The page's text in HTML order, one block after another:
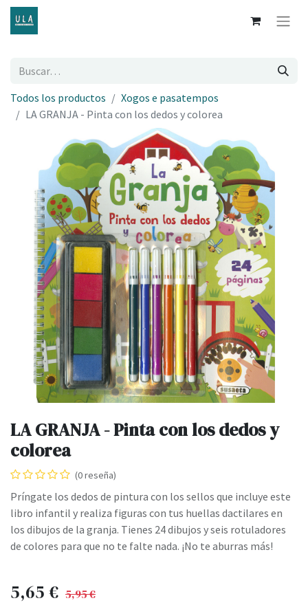
Todos los productos
Xogos e pasatempos
LA GRANJA - Pinta con los dedos y colorea
LA GRANJA - Pinta con los dedos y
colorea
(0 reseña)
Príngate los dedos de pintura con los sellos que incluye este
libro infantil y realiza figuras con tus huellas dactilares en
los dibujos de la granja. Tienes 24 dibujos y seis rotuladores
de colores para que no te falte nada. ¡No te aburras más!
5,65 € 5,95€